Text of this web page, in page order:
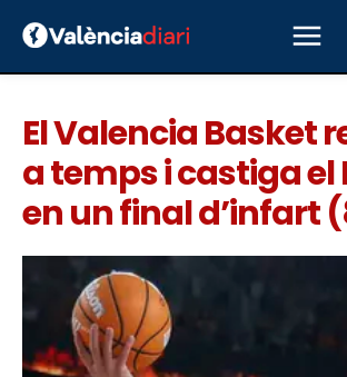
El Valencia Basket
a temps i castiga el
en un final d’infart